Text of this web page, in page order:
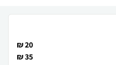
20 ₪
35 ₪